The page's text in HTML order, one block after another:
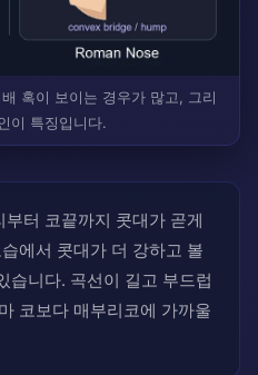
혹이 보이는 경우가 많고, 그리
이 특징입니다.
터 코끝까지 콧대가 곧게
에서 콧대가 더 강하고 볼
습니다. 곡선이 길고 부드럽
코보다 매부리코에 가까울